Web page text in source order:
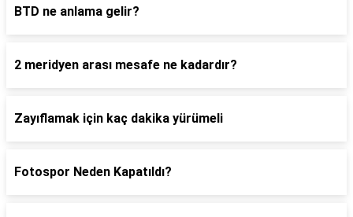
BTD ne anlama gelir?
2 meridyen arası mesafe ne kadardır?
Zayıflamak için kaç dakika yürümeli
Fotospor Neden Kapatıldı?